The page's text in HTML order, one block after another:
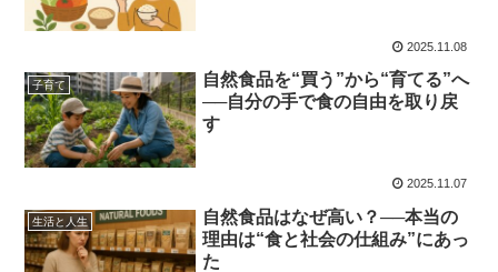
2025.11.08
子育て
自然食品を“買う”から“育てる”へ
──自分の手で食の自由を取り戻
す
2025.11.07
生活と人生
自然食品はなぜ高い？──本当の
理由は“食と社会の仕組み”にあっ
た